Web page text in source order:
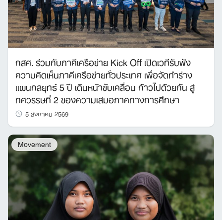
กสศ. ร่วมกับภาคีเครือข่าย Kick Off เปิดเวทีรับฟัง
ความคิดเห็นภาคีเครือข่ายทั่วประเทศ เพื่อจัดทำร่าง
แผนกลยุทธ์ 5 ปี เดินหน้าขับเคลื่อน ก้าวไปด้วยกัน สู่
ทศวรรษที่ 2 ของความเสมอภาคทางการศึกษา
5 สิงหาคม 2569
Movement